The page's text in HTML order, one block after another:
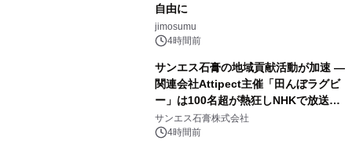
自由に
jimosumu
4時間前
サンエス石膏の地域貢献活動が加速 ―
関連会社Attipect主催「田んぼラグビ
ー」は100名超が熱狂しNHKで放送さ
れました。
サンエス石膏株式会社
4時間前